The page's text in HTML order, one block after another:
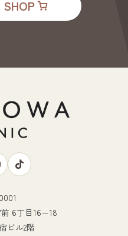
6丁目16−18
ビル2階